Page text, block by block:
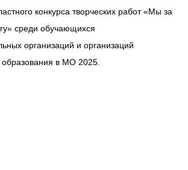
конкурса творческих работ «Мы за
среди обучающихся
организаций и организаций
образования в МО 2025.